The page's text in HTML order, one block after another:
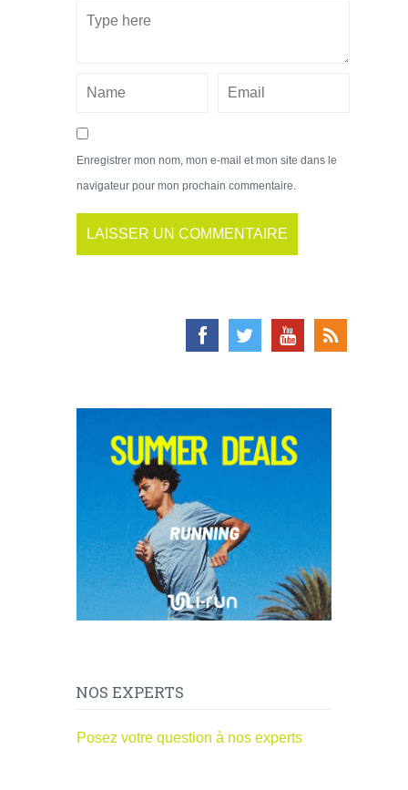
Enregistrer mon nom, mon e-mail et mon site dans le
navigateur pour mon prochain commentaire.
NOS EXPERTS
Posez votre question à nos experts